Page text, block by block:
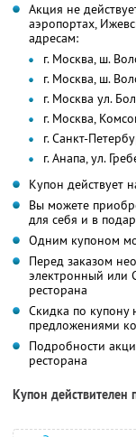
Акция не
аэропортах,
адресам:
г. Москва, ш.
г. Москва, ш.
г. Москва ул.
г. Москва,
г. Санкт-
г. Анапа, ул.
Купон действует
Вы можете
для себя и в
Одним купоном
Перед заказом
электронный или
ресторана
Скидка по купону
предложениями
Подробности
ресторана
Купон действителен